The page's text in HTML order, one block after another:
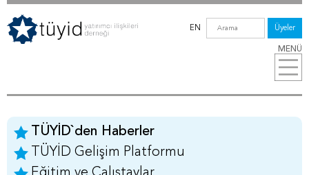
MENÜ
EN Üyeler
TÜYİD`den Haberler
TÜYİD Gelişim Platformu